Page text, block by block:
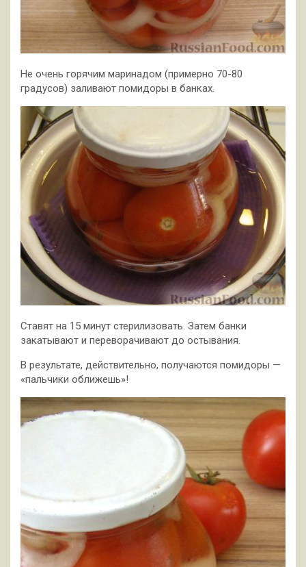
Не очень горячим маринадом (примерно 70-80
градусов) заливают помидоры в банках.
Ставят на 15 минут стерилизовать. Затем банки
закатывают и переворачивают до остывания.
В результате, действительно, получаются помидоры —
«пальчики оближешь»!